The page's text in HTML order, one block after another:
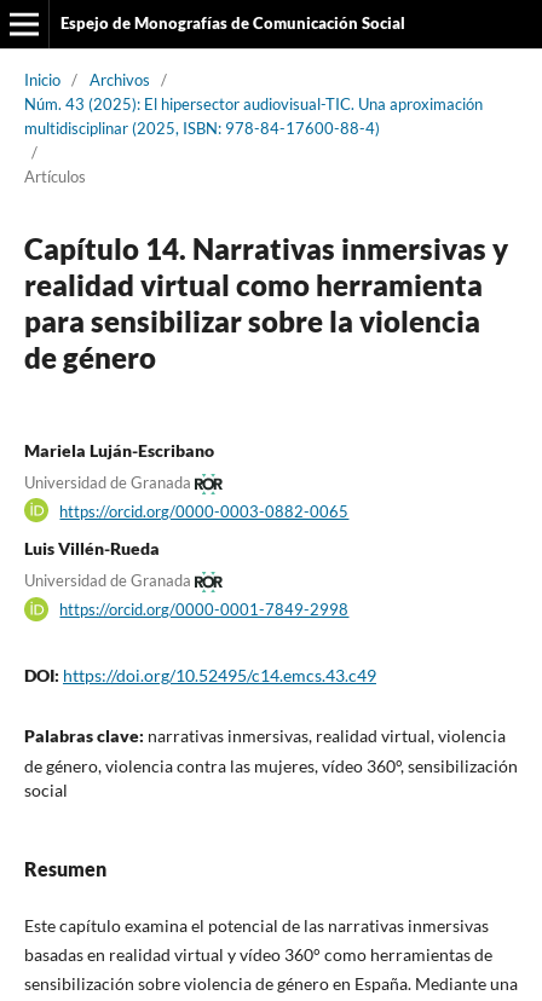
Espejo de Monografías de Comunicación Social
Inicio / Archivos
/
Núm. 43 (2025): El hipersector audiovisual-TIC. Una aproximación
multidisciplinar (2025, ISBN: 978-84-17600-88-4)
/
Artículos
Capítulo 14. Narrativas inmersivas y
realidad virtual como herramienta
para sensibilizar sobre la violencia
de género
Mariela Luján-Escribano
Universidad de Granada
https://orcid.org/0000-0003-0882-0065
Luis Villén-Rueda
Universidad de Granada
https://orcid.org/0000-0001-7849-2998
DOI: https://doi.org/10.52495/c14.emcs.43.c49
Palabras clave: narrativas inmersivas, realidad virtual, violencia
de género, violencia contra las mujeres, vídeo 360°, sensibilización
social
Resumen
Este capítulo examina el potencial de las narrativas inmersivas
basadas en realidad virtual y vídeo 360° como herramientas de
sensibilización sobre violencia de género en España. Mediante una